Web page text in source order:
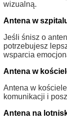
wizualną.
Antena w
Jeśli śnisz o
potrzebujesz
wsparcia
Antena w
Antena w
komunikacji i
Antena na